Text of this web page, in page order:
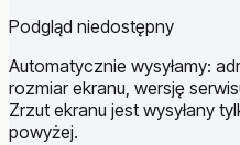
Podgląd niedostępny
Automatycznie wysyłamy:
rozmiar ekranu, wersję
Zrzut ekranu jest wysyłany
powyżej.